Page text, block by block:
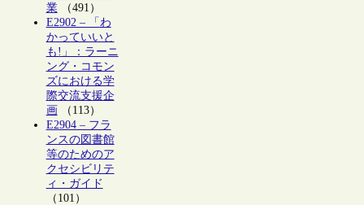
業（491）
E2902 – 「わ
かっていいと
も!」：ラーニ
ング・コモン
ズにおける学
際交流支援企
画 （113）
E2904 – フラ
ンスの図書館
等のためのア
クセシビリテ
ィ・ガイド
（101）